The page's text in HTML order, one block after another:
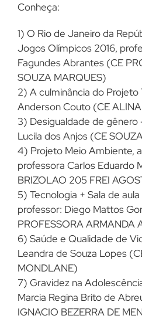
Conheça:
1) O Rio de Janeiro da
Jogos Olímpicos 2016,
Fagundes Abrantes (CE
SOUZA MARQUES)
2) A culminância do Projeto
Anderson Couto (CE
3) Desigualdade de gênero
Lucila dos Anjos (CE
4) Projeto Meio Ambiente,
professora Carlos Eduardo
BRIZOLAO 205 FREI
5) Tecnologia + Sala de
professor: Diego Mattos
PROFESSORA ARMANDA
6) Saúde e Qualidade de
Leandra de Souza Lopes
MONDLANE)
7) Gravidez na
Marcia Regina Brito de
IGNACIO BEZERRA DE